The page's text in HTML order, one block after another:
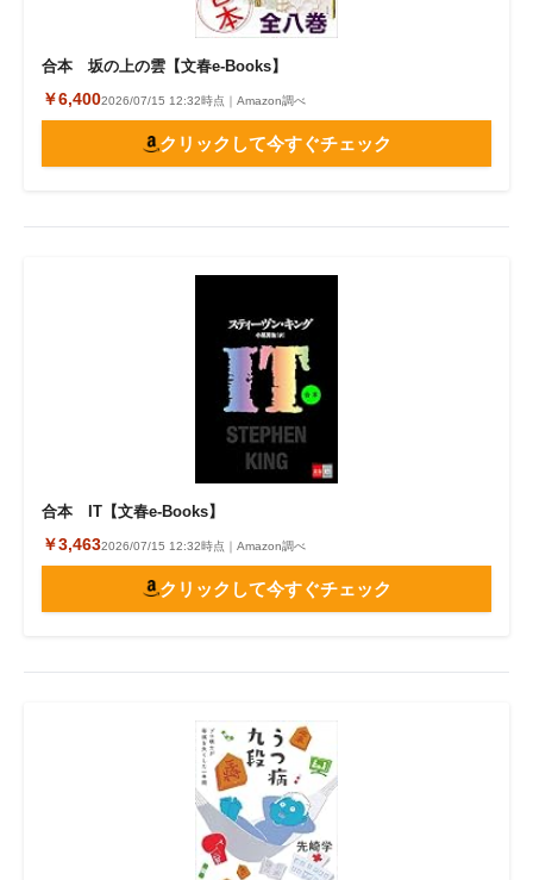
合本 坂の上の雲【文春e-Books】
￥6,4002026/07/15 12:32時点｜Amazon調べ
クリックして今すぐチェック
合本 IT【文春e-Books】
￥3,4632026/07/15 12:32時点｜Amazon調べ
クリックして今すぐチェック